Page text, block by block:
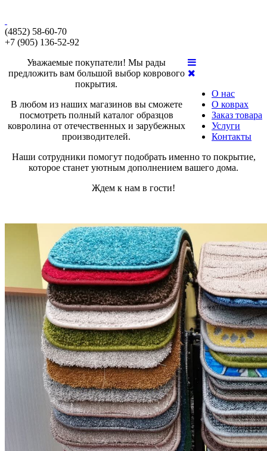
(4852) 58-60-70
+7 (905) 136-52-92
О нас
О коврах
Заказ товара
Услуги
Контакты
Уважаемые покупатели! Мы рады
предложить вам большой выбор коврового
покрытия.
В любом из наших магазинов вы сможете
посмотреть полный каталог образцов
ковролина от отечественных и зарубежных
производителей.
Наши сотрудники помогут подобрать именно то покрытие,
которое станет уютным дополнением вашего дома.
Ждем к нам в гости!